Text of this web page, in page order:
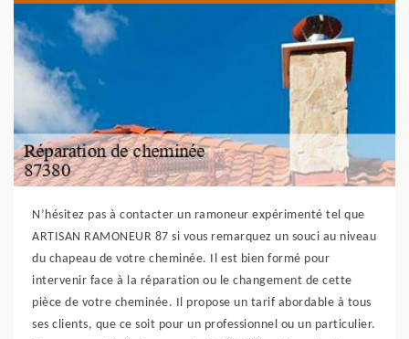
N’hésitez pas à contacter un ramoneur expérimenté tel que
ARTISAN RAMONEUR 87 si vous remarquez un souci au niveau
du chapeau de votre cheminée. Il est bien formé pour
intervenir face à la réparation ou le changement de cette
pièce de votre cheminée. Il propose un tarif abordable à tous
ses clients, que ce soit pour un professionnel ou un particulier.